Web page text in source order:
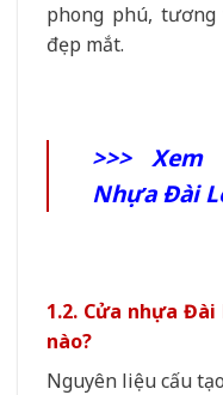
phong phú,
đẹp mắt.
>>> Xem
Nhựa Đài
1.2. Cửa nhựa
nào?
Nguyên liệu cấu